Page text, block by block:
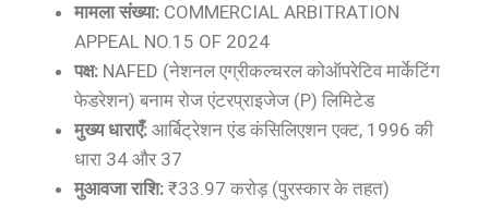
मामला संख्या: COMMERCIAL ARBITRATION
APPEAL NO.15 OF 2024
पक्ष: NAFED (नेशनल एग्रीकल्चरल कोऑपरेटिव मार्केटिंग
फेडरेशन) बनाम रोज एंटरप्राइजेज (P) लिमिटेड
मुख्य धाराएँ: आर्बिट्रेशन एंड कंसिलिएशन एक्ट, 1996 की
धारा 34 और 37
मुआवजा राशि: ₹33.97 करोड़ (पुरस्कार के तहत)